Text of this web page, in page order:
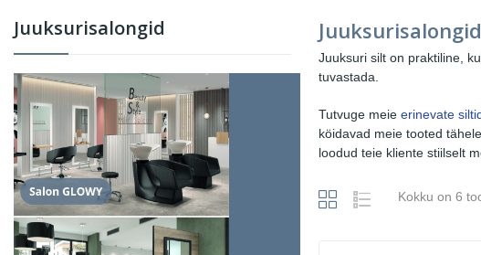
Juuksurisalongid Juuksurisalongid
Juuksuri silt on praktiline,
tuvastada.
Tutvuge meie erinevate
köidavad meie tooted
loodud teie kliente stiilselt
Kokku on 6